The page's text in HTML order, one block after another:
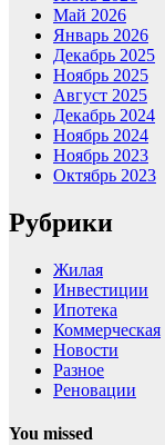
Май 2026
Январь 2026
Декабрь 2025
Ноябрь 2025
Август 2025
Декабрь 2024
Ноябрь 2024
Ноябрь 2023
Октябрь 2023
Рубрики
Жилая
Инвестиции
Ипотека
Коммерческая
Новости
Разное
Реновации
You missed